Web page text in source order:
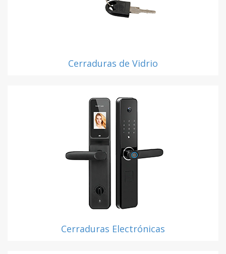
Cerraduras de Vidrio
Cerraduras Electrónicas